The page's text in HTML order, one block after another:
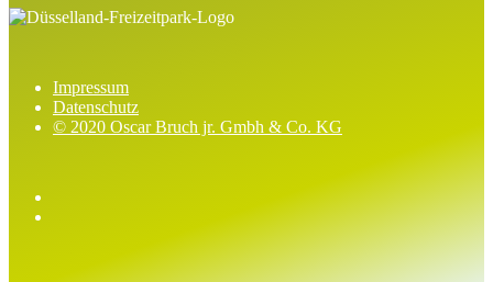
Impressum
Datenschutz
© 2020 Oscar Bruch jr. Gmbh & Co. KG